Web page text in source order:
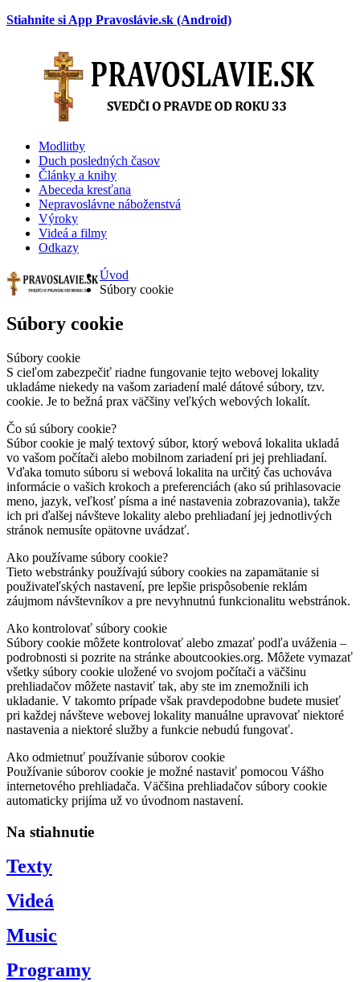
Stiahnite si App Pravoslávie.sk (Android)
Modlitby
Duch posledných časov
Články a knihy
Abeceda kresťana
Nepravoslávne náboženstvá
Výroky
Videá a filmy
Odkazy
Úvod
Súbory cookie
Súbory cookie
Súbory cookie
S cieľom zabezpečiť riadne fungovanie tejto webovej lokality
ukladáme niekedy na vašom zariadení malé dátové súbory, tzv.
cookie. Je to bežná prax väčšiny veľkých webových lokalít.
Čo sú súbory cookie?
Súbor cookie je malý textový súbor, ktorý webová lokalita ukladá
vo vašom počítači alebo mobilnom zariadení pri jej prehliadaní.
Vďaka tomuto súboru si webová lokalita na určitý čas uchováva
informácie o vašich krokoch a preferenciách (ako sú prihlasovacie
meno, jazyk, veľkosť písma a iné nastavenia zobrazovania), takže
ich pri ďalšej návšteve lokality alebo prehliadaní jej jednotlivých
stránok nemusíte opätovne uvádzať.
Ako používame súbory cookie?
Tieto webstránky používajú súbory cookies na zapamätanie si
použivateľských nastavení, pre lepšie prispôsobenie reklám
záujmom návštevníkov a pre nevyhnutnú funkcionalitu webstránok.
Ako kontrolovať súbory cookie
Súbory cookie môžete kontrolovať alebo zmazať podľa uváženia –
podrobnosti si pozrite na stránke aboutcookies.org. Môžete vymazať
všetky súbory cookie uložené vo svojom počítači a väčšinu
prehliadačov môžete nastaviť tak, aby ste im znemožnili ich
ukladanie. V takomto prípade však pravdepodobne budete musieť
pri každej návšteve webovej lokality manuálne upravovať niektoré
nastavenia a niektoré služby a funkcie nebudú fungovať.
Ako odmietnuť používanie súborov cookie
Používanie súborov cookie je možné nastaviť pomocou Vášho
internetového prehliadača. Väčšina prehliadačov súbory cookie
automaticky prijíma už vo úvodnom nastavení.
Na stiahnutie
Texty
Videá
Music
Programy